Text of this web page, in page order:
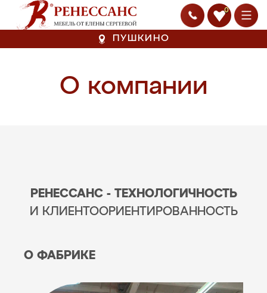
0
ПУШКИНО
О компании
РЕНЕССАНС - ТЕХНОЛОГИЧНОСТЬ
И КЛИЕНТООРИЕНТИРОВАННОСТЬ
О ФАБРИКЕ